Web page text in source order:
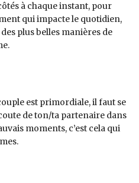
à chaque instant, pour
qui impacte le quotidien,
des plus belles manières de
est primordiale, il faut se
de ton/ta partenaire dans
moments, c’est cela qui